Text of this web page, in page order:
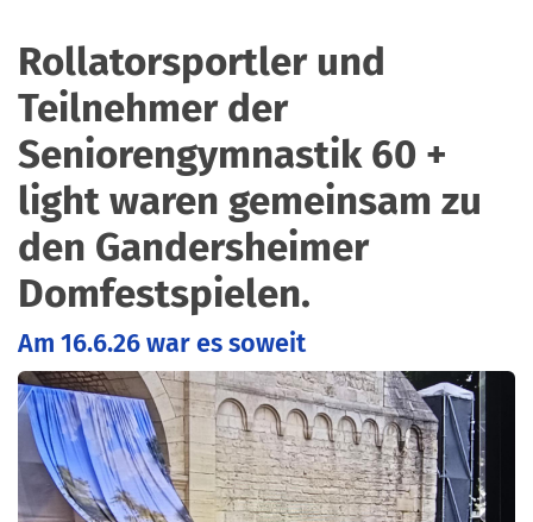
Rollatorsportler und
Teilnehmer der
Seniorengymnastik 60 +
light waren gemeinsam zu
den Gandersheimer
Domfestspielen.
Am 16.6.26 war es soweit